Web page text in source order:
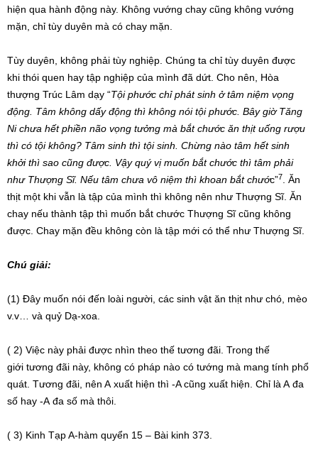
hiện qua hành động này. Không vướng chay cũng không vướng
mặn, chỉ tùy duyên mà có chay mặn.
Tùy duyên, không phải tùy nghiệp. Chúng ta chỉ tùy duyên được
khi thói quen hay tập nghiệp của mình đã dứt. Cho nên, Hòa
thượng Trúc Lâm dạy “Tội phước chỉ phát sinh ở tâm niệm vọng
động. Tâm không dấy động thì không nói tội phước. Bây giờ Tăng
Ni chưa hết phiền não vọng tưởng mà bắt chước ăn thịt uống rượu
thì có tội không? Tâm sinh thì tội sinh. Chừng nào tâm hết sinh
khởi thì sao cũng được. Vậy quý vị muốn bắt chước thì tâm phải
như Thượng Sĩ. Nếu tâm chưa vô niệm thì khoan bắt chước”7
. Ăn
thịt một khi vẫn là tập của mình thì không nên như Thượng Sĩ. Ăn
chay nếu thành tập thì muốn bắt chước Thượng Sĩ cũng không
được. Chay mặn đều không còn là tập mới có thể như Thượng Sĩ.
Chú giải:
(1) Đây muốn nói đến loài người, các sinh vật ăn thịt như chó, mèo
v.v… và quỷ Dạ-xoa.
( 2) Việc này phải được nhìn theo thế tương đãi. Trong thế
giới tương đãi này, không có pháp nào có tướng mà mang tính phổ
quát. Tương đãi, nên A xuất hiện thì -A cũng xuất hiện. Chỉ là A đa
số hay -A đa số mà thôi.
( 3) Kinh Tạp A-hàm quyển 15 – Bài kinh 373.